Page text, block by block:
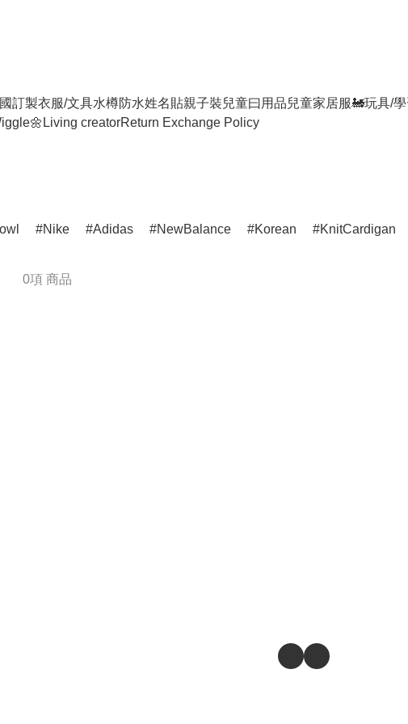
訂製衣服/文具水樽防水姓名貼親子裝兒童曰用品兒童家居服🚂玩具/
Living creatorReturn Exchange Policy
Nike Adidas NewBalance Korean KnitCardigan
0項 商品